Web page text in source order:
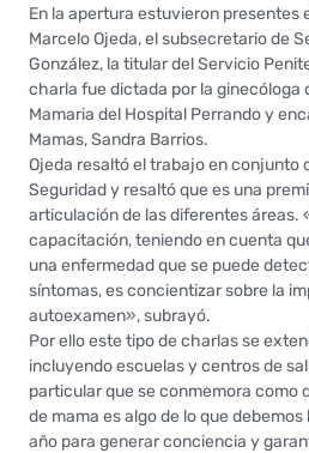
En la apertura estuvieron presentes
Marcelo Ojeda, el subsecretario de
González, la titular del Servicio
charla fue dictada por la ginecóloga
Mamaria del Hospital Perrando y
Mamas, Sandra Barrios.
Ojeda resaltó el trabajo en conjunto
Seguridad y resaltó que es una
articulación de las diferentes áreas.
capacitación, teniendo en cuenta
una enfermedad que se puede
síntomas, es concientizar sobre la
autoexamen», subrayó.
Por ello este tipo de charlas se
incluyendo escuelas y centros de
particular que se conmemora como
de mama es algo de lo que
año para generar conciencia y